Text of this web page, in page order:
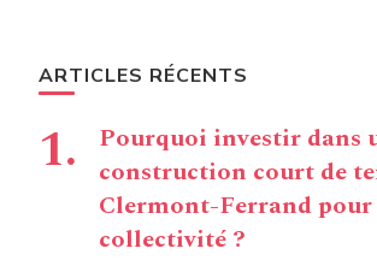
ARTICLES RÉCENTS
Pourquoi investir dans
construction court de
Clermont-Ferrand pour
collectivité ?